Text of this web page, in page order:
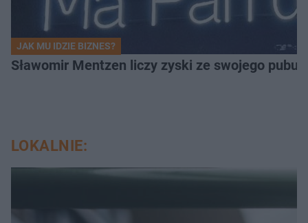
JAK MU IDZIE BIZNES?
Sławomir Mentzen liczy zyski ze swojego
LOKALNIE: